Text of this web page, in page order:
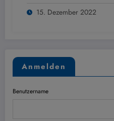
15. Dezember 2022
Anmelden
Benutzername